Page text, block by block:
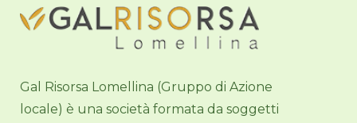
Gal Risorsa Lomellina (Gruppo di Azione
locale) è una società formata da soggetti